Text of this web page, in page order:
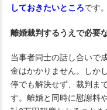
しておきたいところです。
離婚裁判するうえで必要
当事者同士の話し合いで
金はかかりません。しか
停でも解決せず、裁判ま
す。離婚と同時に慰謝料